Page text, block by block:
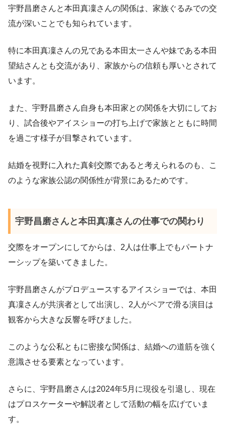
宇野昌磨さんと本田真凜さんの関係は、家族ぐるみでの交
流が深いことでも知られています。
特に本田真凜さんの兄である本田太一さんや妹である本田
望結さんとも交流があり、家族からの信頼も厚いとされて
います。
また、宇野昌磨さん自身も本田家との関係を大切にしてお
り、試合後やアイスショーの打ち上げで家族とともに時間
を過ごす様子が目撃されています。
結婚を視野に入れた真剣交際であると考えられるのも、こ
のような家族公認の関係性が背景にあるためです。
宇野昌磨さんと本田真凜さんの仕事での関わり
交際をオープンにしてからは、2人は仕事上でもパートナ
ーシップを築いてきました。
宇野昌磨さんがプロデュースするアイスショーでは、本田
真凜さんが共演者として出演し、2人がペアで滑る演目は
観客から大きな反響を呼びました。
このような公私ともに密接な関係は、結婚への道筋を強く
意識させる要素となっています。
さらに、宇野昌磨さんは2024年5月に現役を引退し、現在
はプロスケーターや解説者として活動の幅を広げていま
す。